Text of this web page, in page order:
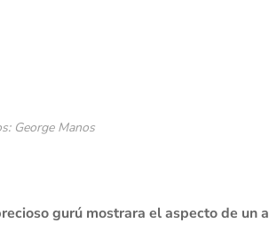
George Manos
gurú mostrara el aspecto de un